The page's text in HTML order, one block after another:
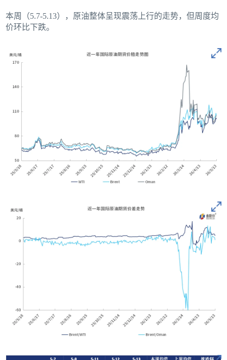
本周（5.7-5.13），原油整体呈现震荡上行的走势，但周度均
价环比下跌。